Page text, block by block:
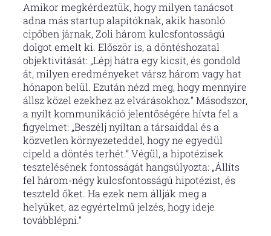
Amikor megkérdeztük, hogy milyen tanácsot
adna más startup alapítóknak, akik hasonló
cipőben járnak, Zoli három kulcsfontosságú
dolgot emelt ki. Először is, a döntéshozatal
objektivitását: „Lépj hátra egy kicsit, és gondold
át, milyen eredményeket vársz három vagy hat
hónapon belül. Ezután nézd meg, hogy mennyire
állsz közel ezekhez az elvárásokhoz.” Másodszor,
a nyílt kommunikáció jelentőségére hívta fel a
figyelmet: „Beszélj nyíltan a társaiddal és a
közvetlen környezeteddel, hogy ne egyedül
cipeld a döntés terhét.” Végül, a hipotézisek
tesztelésének fontosságát hangsúlyozta: „Állíts
fel három-négy kulcsfontosságú hipotézist, és
teszteld őket. Ha ezek nem állják meg a
helyüket, az egyértelmű jelzés, hogy ideje
továbblépni.”